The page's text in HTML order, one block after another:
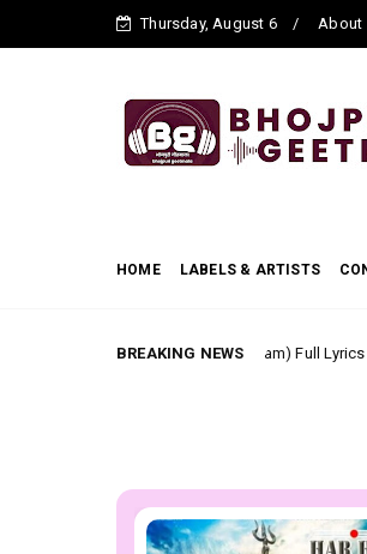
Thursday, August 6 About
HOME LABELS & ARTISTS
BREAKING NEWS
Nahi Chhute Ram) Full Lyrics Akash